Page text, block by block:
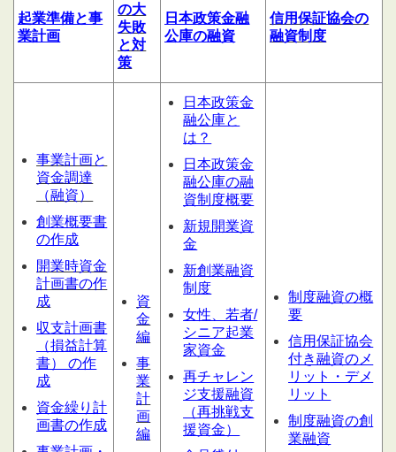
起業準備と事
業計画
の大
失敗
と対
策
日本政策金融
公庫の融資
信用保証協会の
融資制度
事業計画と
資金調達
（融資）
創業概要書
の作成
開業時資金
計画書の作
成
収支計画書
（損益計算
書） の作
成
資金繰り計
画書の作成
資
金
編
事
業
計
画
編
日本政策金
融公庫と
は？
日本政策金
融公庫の融
資制度概要
新規開業資
金
新創業融資
制度
女性、若者/
シニア起業
家資金
再チャレン
ジ支援融資
（再挑戦支
援資金）
制度融資の概
要
信用保証協会
付き融資のメ
リット・デメ
リット
制度融資の創
業融資